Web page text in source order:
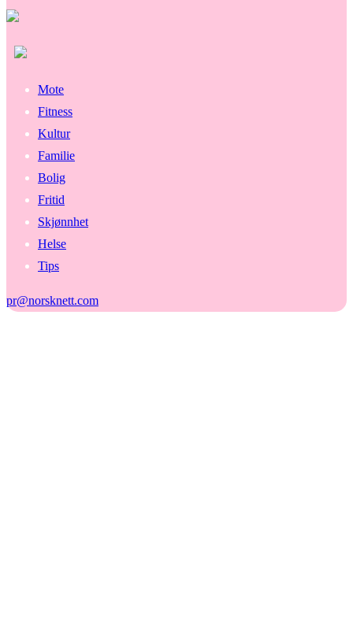
Mote
Fitness
Kultur
Familie
Bolig
Fritid
Skjønnhet
Helse
Tips
pr@norsknett.com